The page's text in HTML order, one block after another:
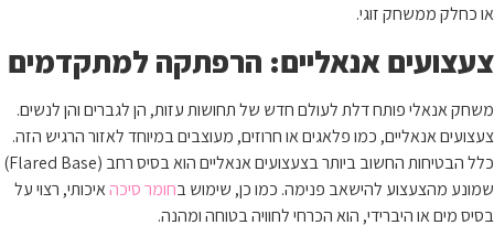
או כחלק ממשחק זוגי.
צעצועים אנאליים: הרפתקה למתקדמים
משחק אנאלי פותח דלת לעולם חדש של תחושות עזות, הן לגברים והן לנשים.
צעצועים אנאליים, כמו פלאגים או חרוזים, מעוצבים במיוחד לאזור הרגיש הזה.
כלל הבטיחות החשוב ביותר בצעצועים אנאליים הוא בסיס רחב (Flared Base)
שמונע מהצעצוע להישאב פנימה. כמו כן, שימוש בחומר סיכהאיכותי, רצוי על
בסיס מים או היברידי, הוא הכרחי לחוויה בטוחה ומהנה.